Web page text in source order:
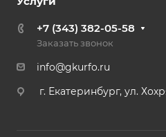
+7 (343) 382-05-58
Заказать звонок
info@gkurfo.ru
г. Екатеринбург, ул.